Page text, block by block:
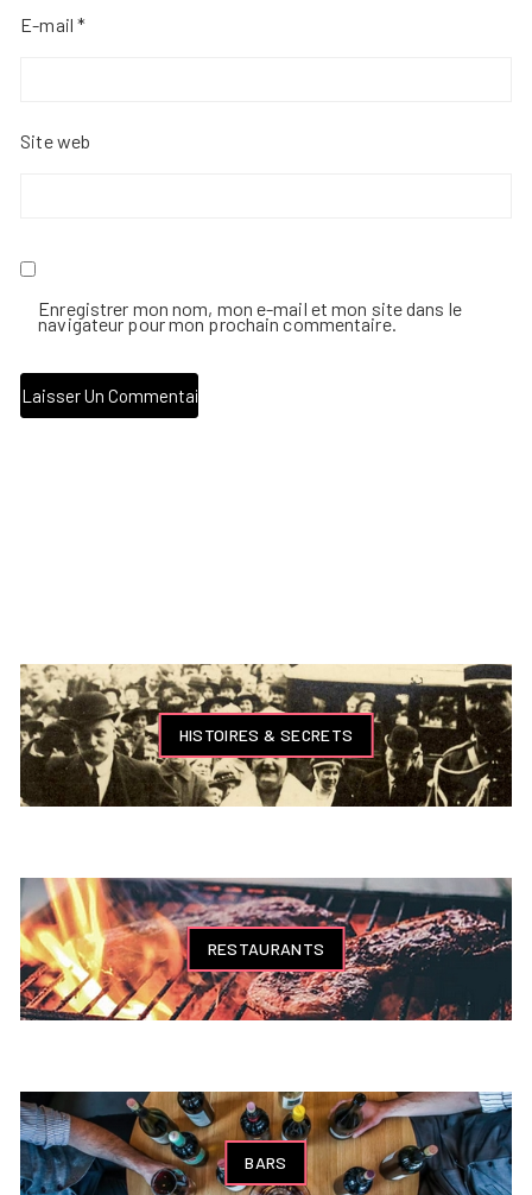
E-mail*
Site web
Enregistrer mon nom, mon e-mail et mon site dans le
navigateur pour mon prochain commentaire.
HISTOIRES & SECRETS
RESTAURANTS
BARS